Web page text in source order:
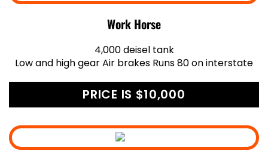
Work Horse
4,000 deisel tank
Low and high gear Air brakes Runs 80 on interstate
PRICE IS $10,000